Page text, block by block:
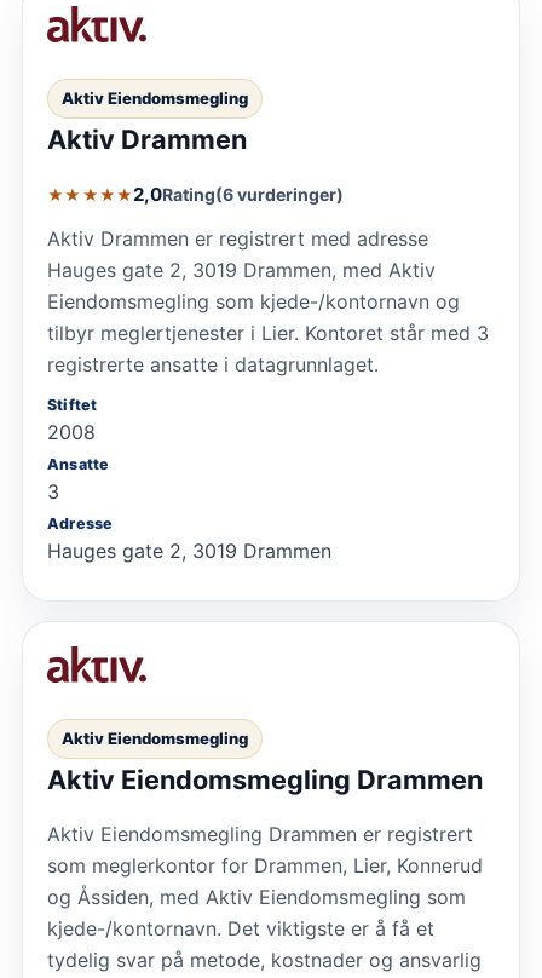
Aktiv Eiendomsmegling
Aktiv Drammen
★★★★★2,0Rating(6 vurderinger)
Aktiv Drammen er registrert med adresse
Hauges gate 2, 3019 Drammen, med Aktiv
Eiendomsmegling som kjede-/kontornavn og
tilbyr meglertjenester i Lier. Kontoret står med 3
registrerte ansatte i datagrunnlaget.
Stiftet
2008
Ansatte
3
Adresse
Hauges gate 2, 3019 Drammen
Aktiv Eiendomsmegling
Aktiv Eiendomsmegling Drammen
Aktiv Eiendomsmegling Drammen er registrert
som meglerkontor for Drammen, Lier, Konnerud
og Åssiden, med Aktiv Eiendomsmegling som
kjede-/kontornavn. Det viktigste er å få et
tydelig svar på metode, kostnader og ansvarlig